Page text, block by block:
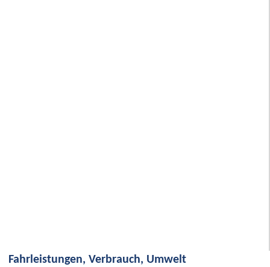
Fahrleistungen, Verbrauch, Umwelt